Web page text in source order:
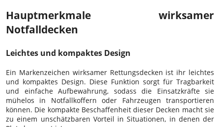
Hauptmerkmale wirksamer
Notfalldecken
Leichtes und kompaktes Design
Ein Markenzeichen wirksamer Rettungsdecken ist ihr leichtes
und kompaktes Design. Diese Funktion sorgt für Tragbarkeit
und einfache Aufbewahrung, sodass die Einsatzkräfte sie
mühelos in Notfallkoffern oder Fahrzeugen transportieren
können. Die kompakte Beschaffenheit dieser Decken macht sie
zu einem unschätzbaren Vorteil in Situationen, in denen der